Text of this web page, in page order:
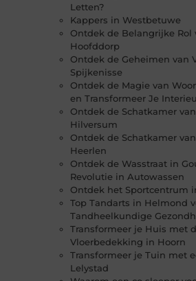
Letten?
Kappers in Westbetuwe
Ontdek de Belangrijke Rol
Hoofddorp
Ontdek de Geheimen van
Spijkenisse
Ontdek de Magie van
en Transformeer Je
Ontdek de Schatkamer
Hilversum
Ontdek de Schatkamer
Heerlen
Ontdek de Wasstraat in
Revolutie in Autowassen
Ontdek het Sportcentrum
Top Tandarts in Helmond
Tandheelkundige
Transformeer je Huis met
Vloerbedekking in Hoorn
Transformeer je Tuin met
Lelystad